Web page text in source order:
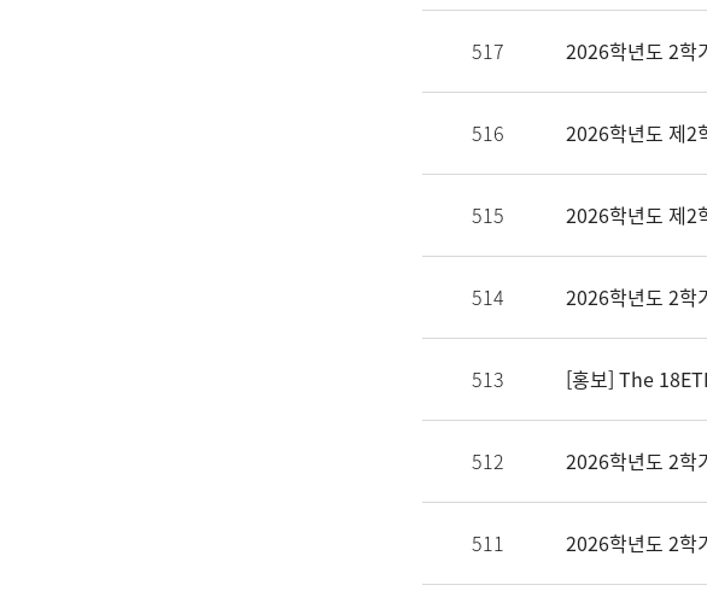
517
516
515
514
513 [홍보] The
512
511